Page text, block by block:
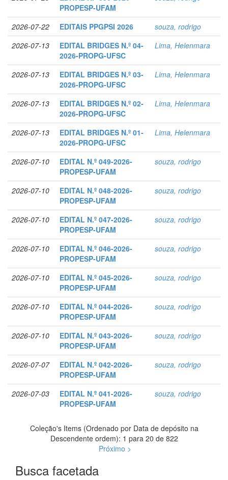
PROPESP-UFAM
2026-07-22 EDITAIS PPGPSI 2026
souza, rodrigo
2026-07-13
EDITAL BRIDGES N.º 04-
2026-PROPG-UFSC
Lima, Helenmara
2026-07-13
EDITAL BRIDGES N.º 03-
2026-PROPG-UFSC
Lima, Helenmara
2026-07-13
EDITAL BRIDGES N.º 02-
2026-PROPG-UFSC
Lima, Helenmara
2026-07-13
EDITAL BRIDGES N.º 01-
2026-PROPG-UFSC
Lima, Helenmara
2026-07-10
EDITAL N.º 049-2026-
PROPESP-UFAM
souza, rodrigo
2026-07-10
EDITAL N.º 048-2026-
PROPESP-UFAM
souza, rodrigo
2026-07-10
EDITAL N.º 047-2026-
PROPESP-UFAM
souza, rodrigo
2026-07-10
EDITAL N.º 046-2026-
PROPESP-UFAM
souza, rodrigo
2026-07-10
EDITAL N.º 045-2026-
PROPESP-UFAM
souza, rodrigo
2026-07-10
EDITAL N.º 044-2026-
PROPESP-UFAM
souza, rodrigo
2026-07-10
EDITAL N.º 043-2026-
PROPESP-UFAM
souza, rodrigo
2026-07-07
EDITAL N.º 042-2026-
PROPESP-UFAM
souza, rodrigo
2026-07-03
EDITAL N.º 041-2026-
PROPESP-UFAM
souza, rodrigo
Coleção's Items (Ordenado por Data de depósito na
Descendente ordem): 1 para 20 de 822
Próximo >
Busca facetada